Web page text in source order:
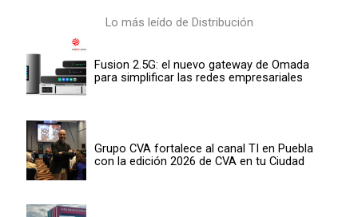
Lo más leído de Distribución
Fusion 2.5G: el nuevo gateway de Omada
para simplificar las redes empresariales
Grupo CVA fortalece al canal TI en Puebla
con la edición 2026 de CVA en tu Ciudad